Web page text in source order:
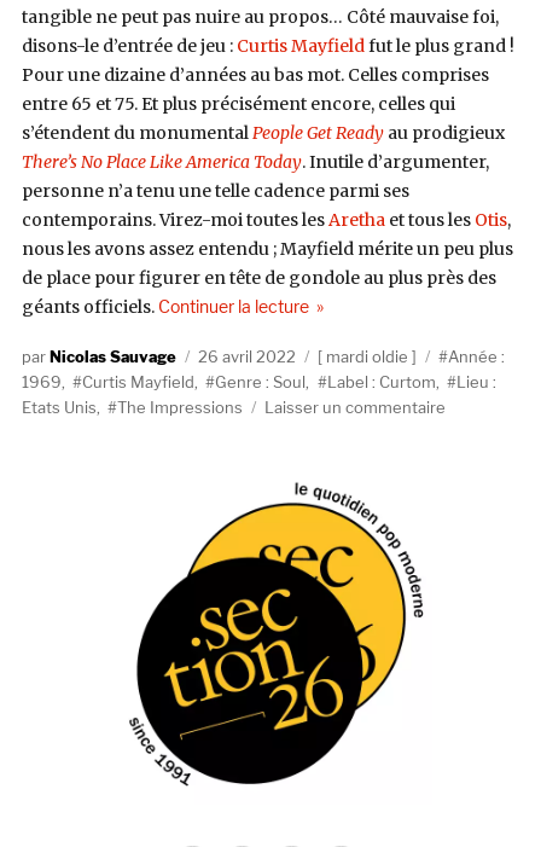
tangible ne peut pas nuire au propos… Côté mauvaise foi,
disons-le d’entrée de jeu : Curtis Mayfieldfut le plus grand !
Pour une dizaine d’années au bas mot. Celles comprises
entre 65 et 75. Et plus précisément encore, celles qui
s’étendent du monumentalPeople Get Readyau prodigieux
There’s No Place Like America Today. Inutile d’argumenter,
personne n’a tenu une telle cadence parmi ses
contemporains. Virez-moi toutes lesArethaet tous les Otis,
nous les avons assez entendu ; Mayfield mérite un peu plus
de place pour figurer en tête de gondole au plus près des
géants officiels. Continuer la lecturede « The Impressions, The
AuteurNicolas Sauvage
Publié
le
26 avril 2022 Catégories
mardi oldie Étiquettes
Année :
1969, Curtis Mayfield, Genre : Soul, Label : Curtom,
Lieu :
Etats Unis, The Impressions Laisser un commentaire